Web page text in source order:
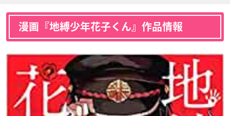
漫画『地縛少年花子くん』作品情報